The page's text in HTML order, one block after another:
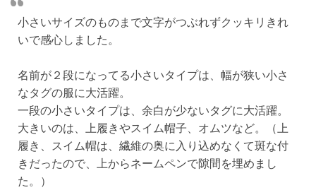
小さいサイズのものまで文字がつぶれずクッキリきれ
いで感心しました。
名前が２段になってる小さいタイプは、幅が狭い小さ
なタグの服に大活躍。
一段の小さいタイプは、余白が少ないタグに大活躍。
大きいのは、上履きやスイム帽子、オムツなど。（上
履き、スイム帽は、繊維の奥に入り込めなくて斑な付
きだったので、上からネームペンで隙間を埋めまし
た。）